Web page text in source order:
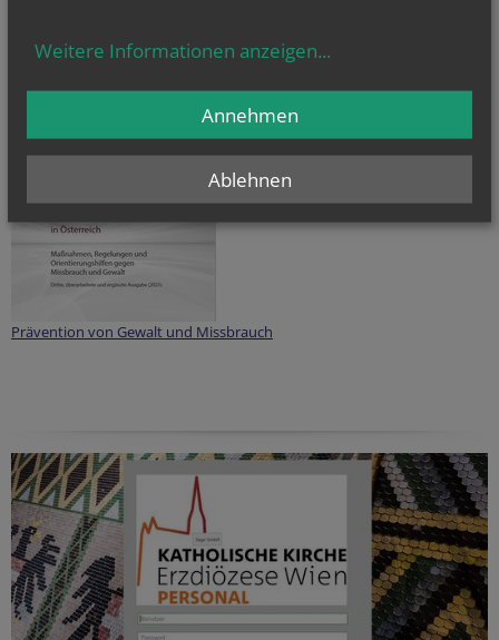
Prävention von Gewalt und Missbrauch
Weitere Informationen anzeigen...
Ablehnen
Annehmen